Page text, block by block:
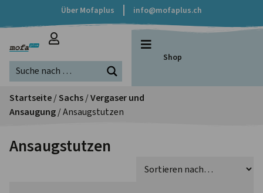
Über Mofaplus info@mofaplus.ch
Shop
Startseite/Sachs/Vergaser und
Ansaugung/ Ansaugstutzen
Ansaugstutzen